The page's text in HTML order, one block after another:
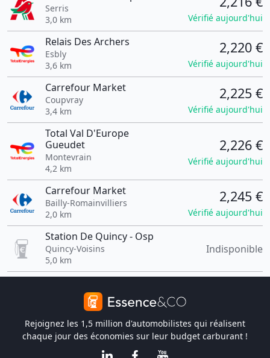
Serris
3,0 km
Vérifié aujourd'hui
Relais Des Archers
Esbly
3,6 km
2,220 €
Vérifié aujourd'hui
Carrefour Market
Coupvray
3,4 km
2,225 €
Vérifié aujourd'hui
Total Val D'Europe
Gueudet
Montevrain
4,2 km
2,226 €
Vérifié aujourd'hui
Carrefour Market
Bailly-Romainvilliers
2,0 km
2,245 €
Vérifié aujourd'hui
Station De Quincy - Osp
Quincy-Voisins
5,0 km
Indisponible
Rejoignez les 1,5 million d'automobilistes qui réalisent
chaque jour des économies sur leur budget carburant !